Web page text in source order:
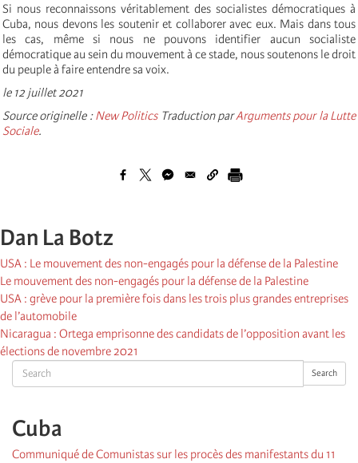
Search Search
Cuba
Communiqué de Comunistas sur les procès des manifestants du 11
Si nous reconnaissons véritablement des socialistes démocratiques à
Cuba, nous devons les soutenir et collaborer avec eux. Mais dans tous
les cas, même si nous ne pouvons identifier aucun socialiste
démocratique au sein du mouvement à ce stade, nous soutenons le droit
du peuple à faire entendre sa voix.
le 12 juillet 2021
Source originelle :New Politics Traduction parArguments pour la Lutte
Sociale.
Dan La Botz
USA : Le mouvement des non-engagés pour la défense de la Palestine
Le mouvement des non-engagés pour la défense de la Palestine
USA : grève pour la première fois dans les trois plus grandes entreprises
de l’automobile
Nicaragua : Ortega emprisonne des candidats de l’opposition avant les
élections de novembre 2021